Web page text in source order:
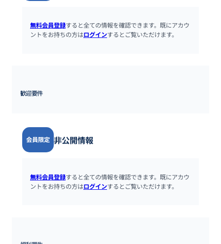
無料会員登録すると全ての情報を確認できます。既にアカウ
ントをお持ちの方はログインするとご覧いただけます。
歓迎要件
会員限定 非公開情報
無料会員登録すると全ての情報を確認できます。既にアカウ
ントをお持ちの方はログインするとご覧いただけます。